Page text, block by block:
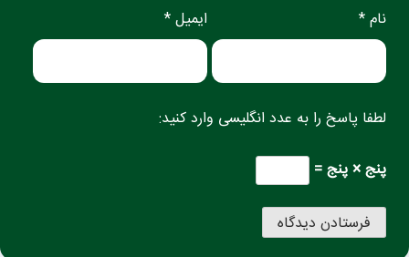
نام * ایمیل *
لطفا پاسخ را به عدد انگلیسی وارد کنید:
پنج × پنج =